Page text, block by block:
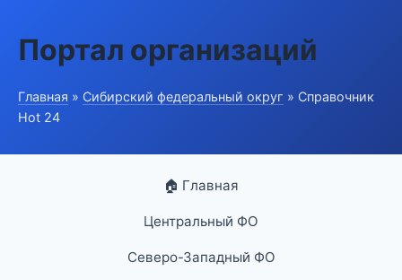
Портал организаций
Главная » Сибирский федеральный округ » Справочник
Hot 24
🏠 Главная
Центральный ФО
Северо-Западный ФО